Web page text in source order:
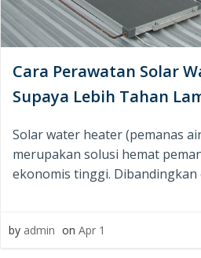
Cara Perawatan Solar
Supaya Lebih Tahan
Solar water heater (pemanas
merupakan solusi hemat
ekonomis tinggi.
by admin on Apr 1